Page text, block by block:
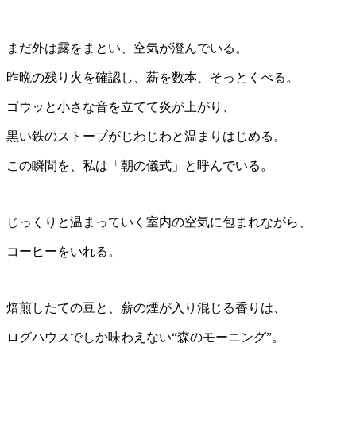
まだ外は露をまとい、空気が澄んでいる。
昨晩の残り火を確認し、薪を数本、そっとくべる。
ゴウッと小さな音を立てて炎が上がり、
黒い鉄のストーブがじわじわと温まりはじめる。
この瞬間を、私は「朝の儀式」と呼んでいる。
じっくりと温まっていく室内の空気に包まれながら、
コーヒーをいれる。
焙煎したての豆と、薪の煙が入り混じる香りは、
ログハウスでしか味わえない“森のモーニング”。